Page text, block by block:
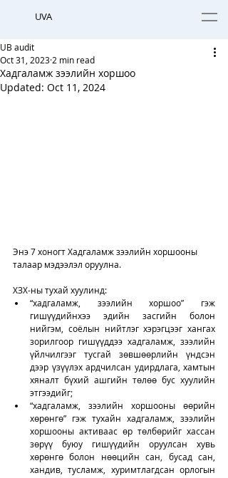
UVA
Хадгаламж зээлийн хоршоо
UB audit
Oct 31, 2023 2 min read
Updated: Oct 11, 2024
Энэ 7 хоногт Хадгаламж зээлийн хоршооны
талаар мэдээлэл оруулна.
ХЗХ-ны тухай хуулинд:
“хадгаламж, зээлийн хоршоо” гэж
гишүүдийнхээ эдийн засгийн болон
нийгэм, соёлын нийтлэг хэрэгцээг хангах
зорилгоор гишүүддээ хадгаламж, зээлийн
үйлчилгээг тусгай зөвшөөрлийн үндсэн
дээр үзүүлэх ардчилсан удирдлага, хамтын
хяналт бүхий ашгийн төлөө бус хуулийн
этгээдийг;
“хадгаламж, зээлийн хоршооны өөрийн
хөрөнгө” гэж тухайн хадгаламж, зээлийн
хоршооны активаас өр төлбөрийг хассан
зөрүү буюу гишүүдийн оруулсан хувь
хөрөнгө болон нөөцийн сан, бусад сан,
хандив, тусламж, хуримтлагдсан орлогын